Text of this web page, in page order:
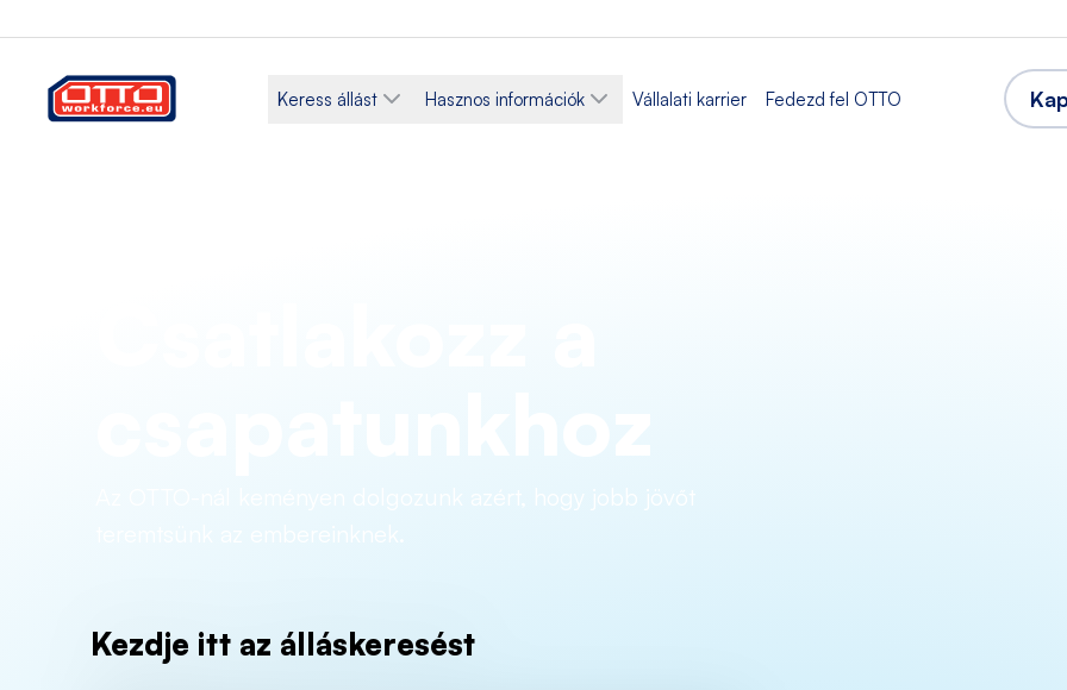
Keress állást Hasznos információk Vállalati karrier Fedezd fel OTTO
Az OTTO-nál keményen dolgozunk azért, hogy jobb jövőt
Kezdje itt az álláskeresést